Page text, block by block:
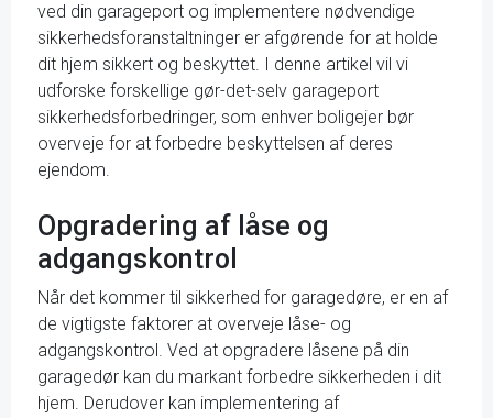
ved din garageport og implementere nødvendige
sikkerhedsforanstaltninger er afgørende for at holde
dit hjem sikkert og beskyttet. I denne artikel vil vi
udforske forskellige gør-det-selv garageport
sikkerhedsforbedringer, som enhver boligejer bør
overveje for at forbedre beskyttelsen af deres
ejendom.
Opgradering af låse og
adgangskontrol
Når det kommer til sikkerhed for garagedøre, er en af
de vigtigste faktorer at overveje låse- og
adgangskontrol. Ved at opgradere låsene på din
garagedør kan du markant forbedre sikkerheden i dit
hjem. Derudover kan implementering af